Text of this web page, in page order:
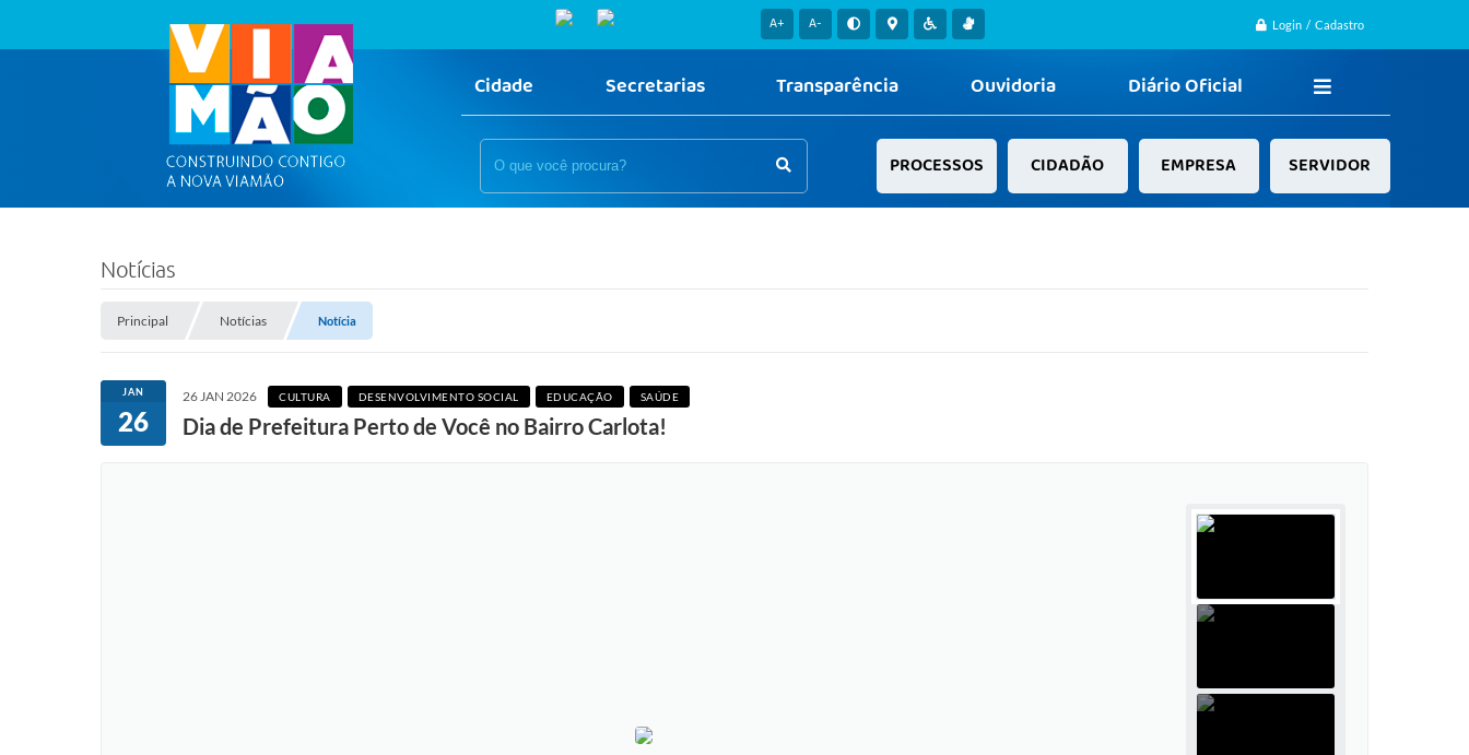
Login / Cadastro
A+ A-
Cidade Secretarias Transparência Ouvidoria Diário Oficial
PROCESSOS CIDADÃO EMPRESA SERVIDOR
Notícias
Principal Notícias Notícia
JAN
26
26 JAN 2026 CULTURA DESENVOLVIMENTO SOCIAL EDUCAÇÃO SAÚDE
Dia de Prefeitura Perto de Você no Bairro Carlota!